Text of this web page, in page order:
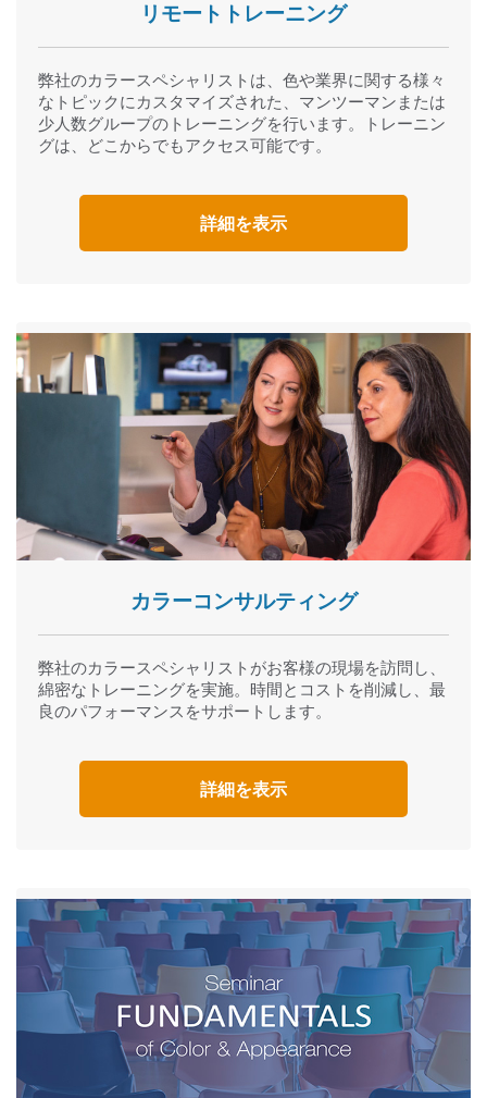
リモートトレーニング
弊社のカラースペシャリストは、色や業界に関する様々
なトピックにカスタマイズされた、マンツーマンまたは
少人数グループのトレーニングを行います。トレーニン
グは、どこからでもアクセス可能です。
詳細を表示
カラーコンサルティング
弊社のカラースペシャリストがお客様の現場を訪問し、
綿密なトレーニングを実施。時間とコストを削減し、最
良のパフォーマンスをサポートします。
詳細を表示